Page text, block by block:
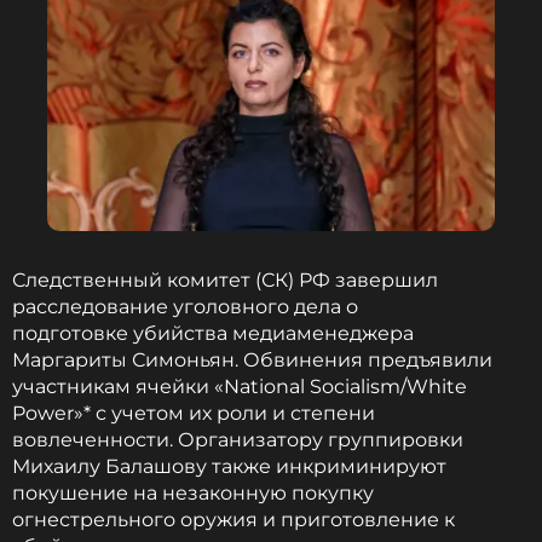
заказном убийстве тех времен. Стало известно,
кто виновен в смерти Игоря Талькова
Возбуждено уголовное дело об
угрозе убийством Ларисе Долиной
8 месяцев назад
Новость по теме >
Читайте нас в Телеграме, чтобы
оставаться в курсе событий
ПОДПИСАТЬСЯ
Следственный комитет (СК) РФ завершил
расследование уголовного дела о
подготовке убийства медиаменеджера
Маргариты Симоньян. Обвинения предъявили
участникам ячейки «National Socialism/White
Power»* с учетом их роли и степени
вовлеченности. Организатору группировки
Михаилу Балашову также инкриминируют
покушение на незаконную покупку
огнестрельного оружия и приготовление к